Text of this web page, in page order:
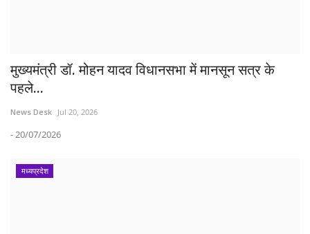
मुख्यमंत्री डॉ. मोहन यादव विधानसभा में मानसून सत्र के
पहले...
News Desk Jul 20, 2026
- 20/07/2026
मध्यप्रदेश